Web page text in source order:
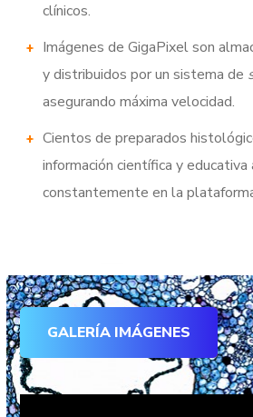
clínicos.
Imágenes de GigaPixel son
y distribuidos por un sistema de
asegurando máxima velocidad.
Cientos de preparados
información científica y
constantemente en la
GALERÍA IMÁGENES